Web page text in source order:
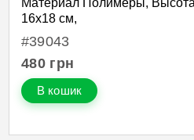
Материал Полимеры,
16х18 см,
#39043
480 грн
В кошик